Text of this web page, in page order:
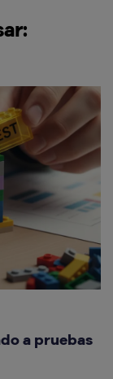
a pruebas